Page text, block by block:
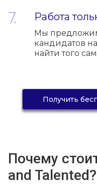
Работа
Мы
кандидатов
найти того
Получить
Почему
and Talented?